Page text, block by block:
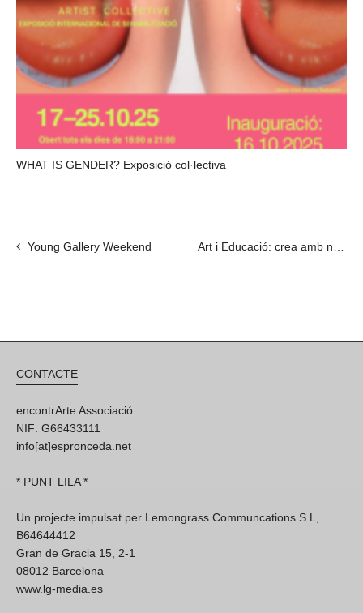
WHAT IS GENDER? Exposició col·lectiva
Young Gallery Weekend
CONTACTE
encontrArte Associació
NIF: G66433111
info[at]espronceda.net
* PUNT LILA *
Un projecte impulsat per Lemongrass Communcations S.L,
B64644412
Gran de Gracia 15, 2-1
08012 Barcelona
www.lg-media.es